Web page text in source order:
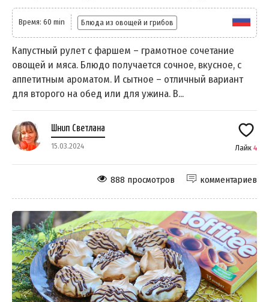
Время: 60 min Блюда из овощей и грибов
Капустный рулет с фаршем – грамотное сочетание
овощей и мяса. Блюдо получается сочное, вкусное, с
аппетитным ароматом. И сытное – отличный вариант
для второго на обед или для ужина. В...
Шнип Светлана
15.03.2024 Лайк 4
комментариев
888 просмотров